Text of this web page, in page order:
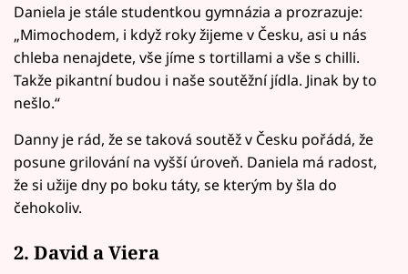
Daniela je stále studentkou gymnázia a prozrazuje:
„Mimochodem, i když roky žijeme v Česku, asi u nás
chleba nenajdete, vše jíme s tortillami a vše s chilli.
Takže pikantní budou i naše soutěžní jídla. Jinak by to
nešlo.“
Danny je rád, že se taková soutěž v Česku pořádá, že
posune grilování na vyšší úroveň. Daniela má radost,
že si užije dny po boku táty, se kterým by šla do
čehokoliv.
2. David a Viera